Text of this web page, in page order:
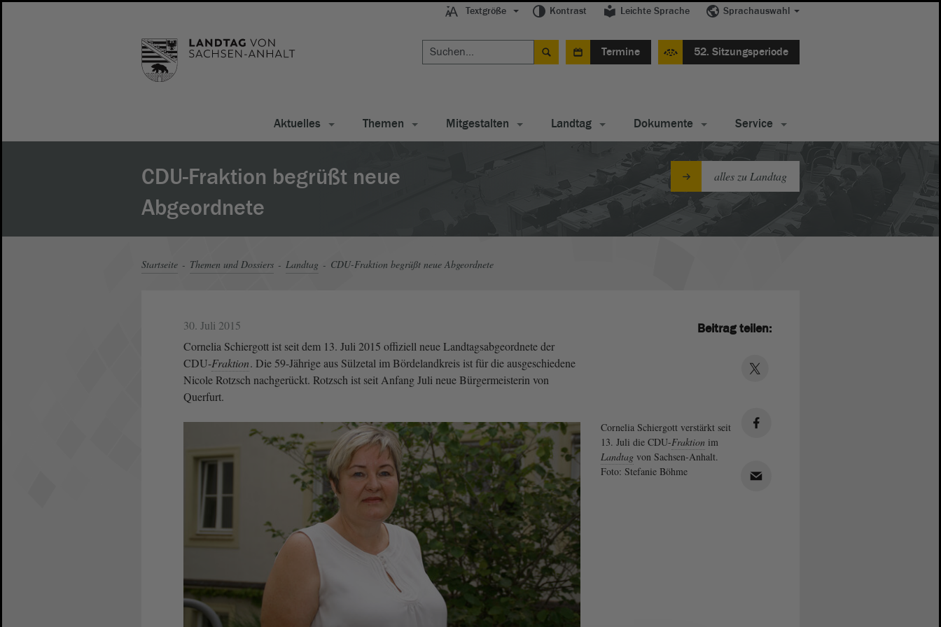
Textgröße Kontrast Leichte Sprache Sprachauswahl
Termine 52. Sitzungsperiode
Aktuelles Themen Mitgestalten Landtag Dokumente Service
CDU-Fraktion begrüßt neue
Abgeordnete
alles zu Landtag
Startseite Themen und Dossiers Landtag CDU-Fraktion begrüßt neue Abgeordnete
30. Juli 2015
Cornelia Schiergott ist seit dem 13. Juli 2015 offiziell neue Landtagsabgeordnete der
CDU-Fraktion. Die 59-Jährige aus Sülzetal im Bördelandkreis ist für die ausgeschiedene
Nicole Rotzsch nachgerückt. Rotzsch ist seit Anfang Juli neue Bürgermeisterin von
Querfurt.
Cornelia Schiergott verstärkt seit
13. Juli die CDU-Fraktion im
Landtagvon Sachsen-Anhalt.
Foto: Stefanie Böhme
Beitrag teilen: